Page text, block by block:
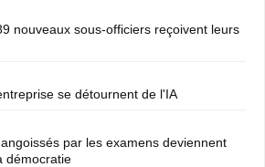
nouveaux sous-officiers reçoivent leurs
se détournent de l'IA
par les examens deviennent
démocratie